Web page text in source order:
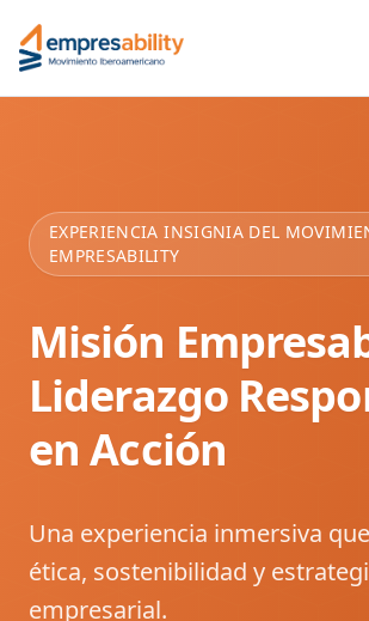
EXPERIENCIA INSIGNIA DEL
EMPRESABILITY
Misión
Liderazgo
en Acción
Una experiencia inmersiva
ética, sostenibilidad y
empresarial.